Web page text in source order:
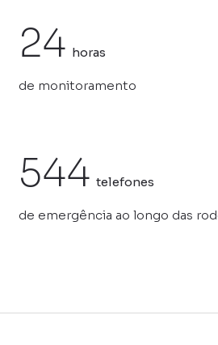
24 horas
de monitoramento
544 telefones
de emergência ao longo das